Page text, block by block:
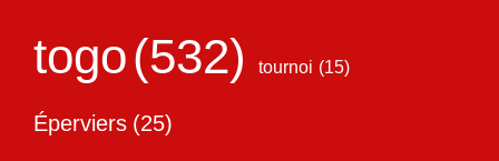
togo(532) tournoi (15)
Éperviers (25)